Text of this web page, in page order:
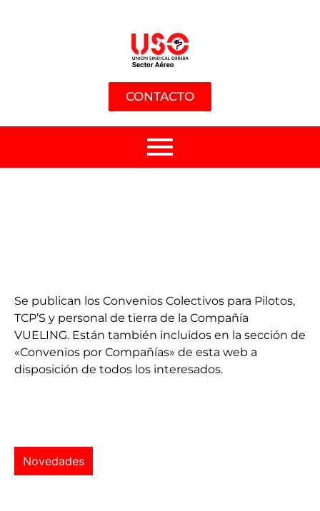
CONTACTO
Se publican los Convenios Colectivos para Pilotos,
TCP’S y personal de tierra de la Compañía
VUELING. Están también incluidos en la sección de
«Convenios por Compañías» de esta web a
disposición de todos los interesados.
Novedades